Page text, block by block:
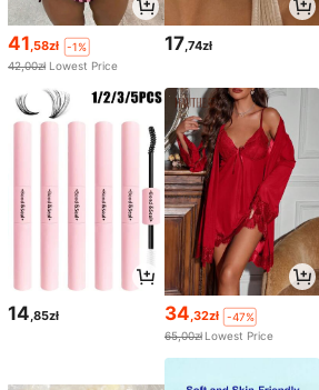
41,58zł
-1%
42,00zł Lowest Price
17,74zł
14,85zł 34,32zł
-47%
65,00zł Lowest Price